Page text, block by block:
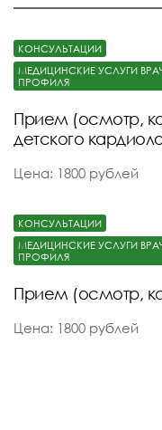
КОНСУЛЬТАЦИИ
МЕДИЦИНСКИЕ УСЛУГИ
ПРОФИЛЯ
Прием (осмотр,
детского
Цена: 1800 рублей
КОНСУЛЬТАЦИИ
МЕДИЦИНСКИЕ УСЛУГИ
ПРОФИЛЯ
Прием (осмотр,
Цена: 1800 рублей